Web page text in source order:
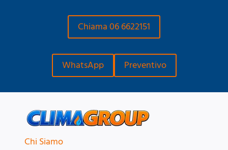
Chiama 06 6622151
WhatsApp Preventivo
Chi Siamo